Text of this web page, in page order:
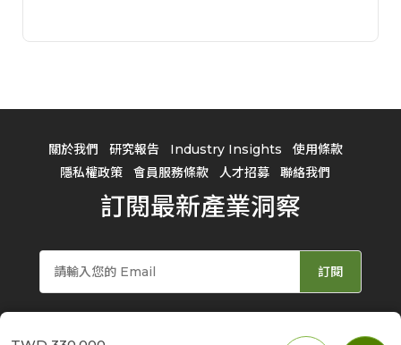
關於我們 研究報告 Industry Insights
使用條款
隱私權政策
會員服務條款 人才招募 聯絡我們
訂閱最新產業洞察
訂閱